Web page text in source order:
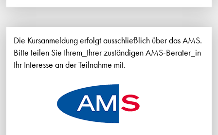
Die Kursanmeldung erfolgt ausschließlich über das AMS.
Bitte teilen Sie Ihrem_Ihrer zuständigen AMS-Berater_in
Ihr Interesse an der Teilnahme mit.